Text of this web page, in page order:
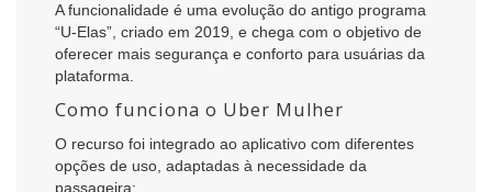
A funcionalidade é uma evolução do antigo programa
“U-Elas”, criado em 2019, e chega com o objetivo de
oferecer mais segurança e conforto para usuárias da
plataforma.
Como funciona o Uber Mulher
O recurso foi integrado ao aplicativo com diferentes
opções de uso, adaptadas à necessidade da
passageira: